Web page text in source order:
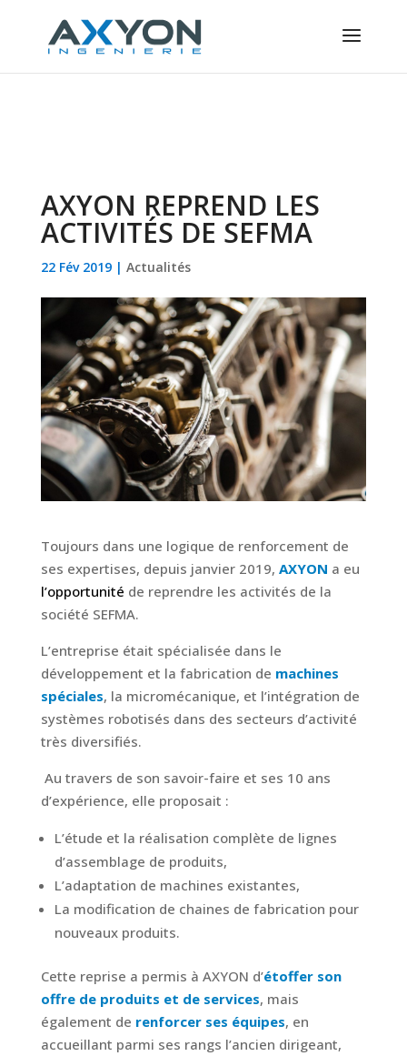
AXYON REPREND LES
ACTIVITÉS DE SEFMA
22 Fév 2019| Actualités
Toujours dans une logique de renforcement de
ses expertises, depuis janvier 2019, AXYON a eu
l’opportunité de reprendre les activités de la
société SEFMA.
L’entreprise était spécialisée dans le
développement et la fabrication de machines
spéciales, la micromécanique, et l’intégration de
systèmes robotisés dans des secteurs d’activité
très diversifiés.
Au travers de son savoir-faire et ses 10 ans
d’expérience, elle proposait :
L’étude et la réalisation complète de lignes
d’assemblage de produits,
L’adaptation de machines existantes,
La modification de chaines de fabrication pour
nouveaux produits.
Cette reprise a permis à AXYON d’étoffer son
offre de produits et de services, mais
également de renforcer ses équipes, en
accueillant parmi ses rangs l’ancien dirigeant,